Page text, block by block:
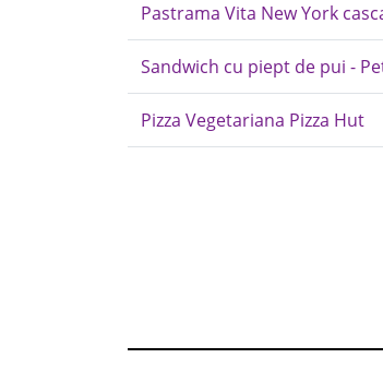
Pastrama Vita New York
Sandwich cu piept de pui -
Pizza Vegetariana Pizza Hut